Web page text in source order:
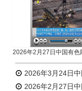
2026年3月24日
2026年2月27日